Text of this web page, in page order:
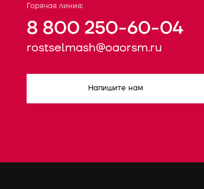
Горячая линия:
8 800 250-60-04
rostselmash@oaorsm.ru
Напишите нам